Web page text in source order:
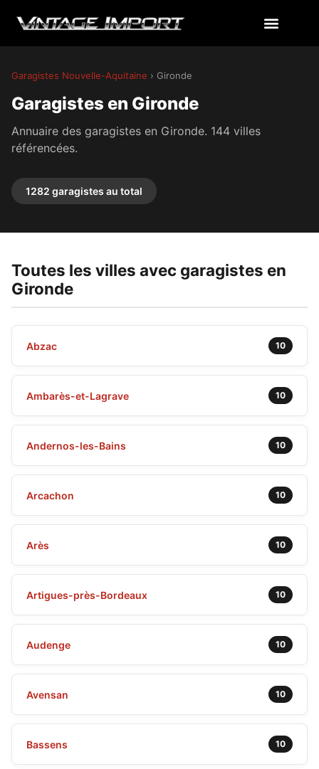
Garagistes Nouvelle-Aquitaine › Gironde
Garagistes en Gironde
Annuaire des garagistes en Gironde. 144 villes
référencées.
1282 garagistes au total
Toutes les villes avec garagistes en
Gironde
Abzac 10
Ambarès-et-Lagrave 10
Andernos-les-Bains 10
Arcachon 10
Arès 10
Artigues-près-Bordeaux 10
Audenge 10
Avensan 10
Bassens 10